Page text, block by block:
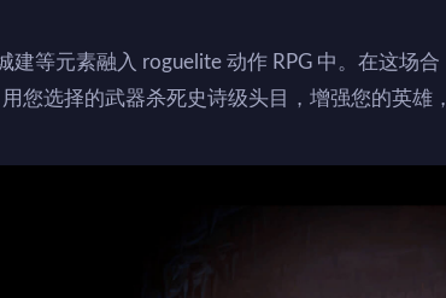
等元素融入 roguelite 动作 RPG 中。在这场合
您选择的武器杀死史诗级头目，增强您的英雄，